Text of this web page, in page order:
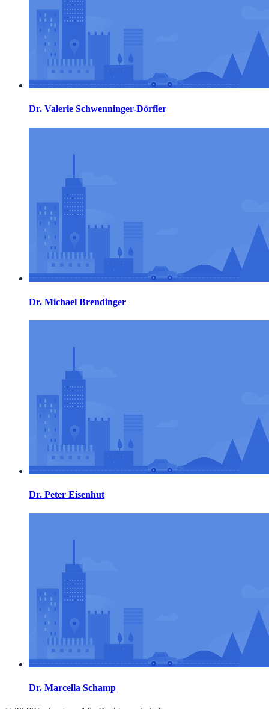
Dr. Valerie Schwenninger-Dörfler
Dr. Michael Brendinger
Dr. Peter Eisenhut
Dr. Marcella Schamp